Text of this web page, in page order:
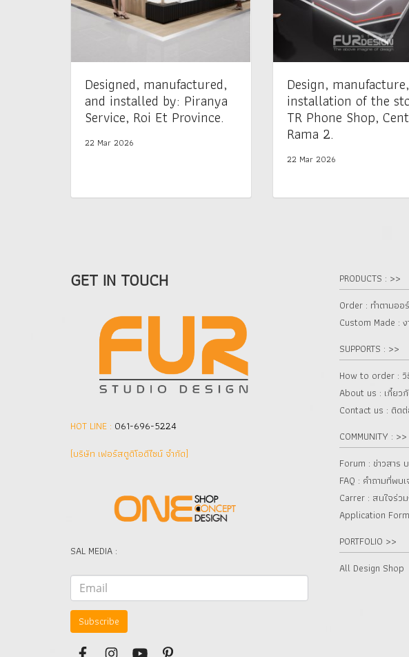
Designed, manufactured,
and installed by: Piranya
Service, Roi Et Province.
22 Mar 2026
Design,
installation of the
TR Phone Shop,
Rama 2.
22 Mar 2026
GET IN TOUCH
HOT LINE : 061-696-5224
(บริษัท เฟอร์สตูดิโอดีไซน์ จำกัด]
SAL MEDIA :
Subscribe
PRODUCTS : >>
Order : ทำตามออ
Custom Made :
SUPPORTS : >>
How to order : วิ
About us : เกี๋ยวกั
Contact us : ติดต่
COMMUNITY : >>
Forum : ข่าวสาร
FAQ : คำถามที่พบ
Carrer : สนใจร่วม
Application
PORTFOLIO >>
All Design Shop